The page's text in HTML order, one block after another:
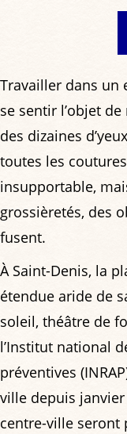
Travailler dans un
se sentir l’objet
des dizaines
toutes les
insupportable,
grossièretés, des
fusent.
À Saint-Denis, la
étendue aride de
soleil, théâtre de
l’Institut national
préventives
ville depuis janvier
centre-ville seront